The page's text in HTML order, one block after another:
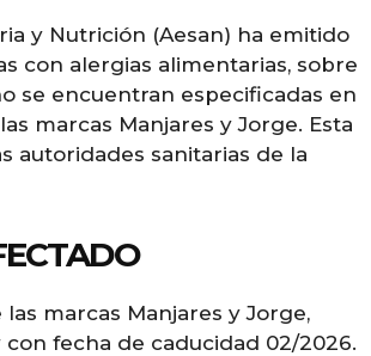
y Nutrición (Aesan) ha emitido
con alergias alimentarias, sobre
se encuentran especificadas en
marcas Manjares y Jorge. Esta
autoridades sanitarias de la
las marcas Manjares y Jorge,
fecha de caducidad 02/2026.